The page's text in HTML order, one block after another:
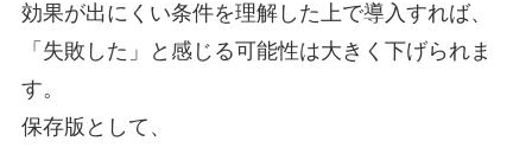
効果が出にくい条件を理解した上で導入すれば、
「失敗した」と感じる可能性は大きく下げられま
す。
保存版として、